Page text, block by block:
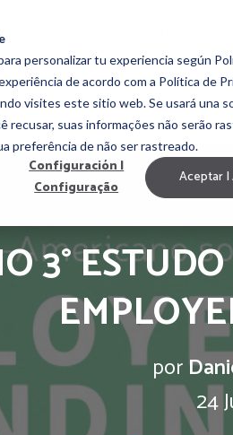
personalizar tu experiencia según
de acordo com a Política de
visites este sitio web. Se usará una
suas informações não serão
preferência de não ser rastreado.
Configuración |
Configuração
Aceptar
EMPLOYEE ENGAGEMENT
3°
por
24